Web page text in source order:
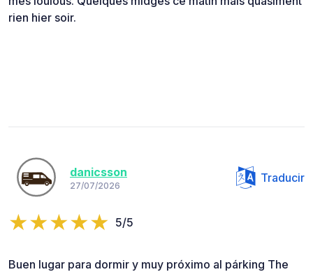
rien hier soir.
danicsson
27/07/2026
Traducir
5/5
Buen lugar para dormir y muy próximo al párking The